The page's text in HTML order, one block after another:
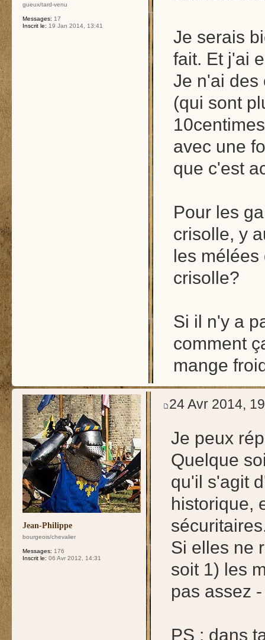
gueux/tard-venu
Messages: 17
Inscrit le: 19 Jan 2014, 13:41
Je serais
fait. Et j'ai
Je n'ai des
(qui sont
avec une
que c'est
Pour les
crisolle, y
les
crisolle?
Si il n'y a
comment
mange
Jean-Philippe
bourgeois/chevalier
Messages: 176
Inscrit le: 06 Avr 2012, 14:31
24 Avr 2014,
Je peux
Quelque
qu'il s'agit
historique,
Si elles ne
soit 1) les
pas assez
PS : dans